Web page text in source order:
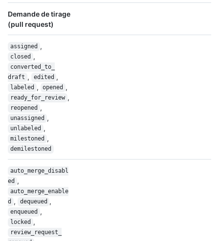
Demande de tirage
(pull request)
assigned ,
closed ,
converted_to_
draft , edited ,
labeled , opened ,
ready_for_review ,
reopened ,
unassigned ,
unlabeled ,
milestoned ,
demilestoned
auto_merge_disabl
ed ,
auto_merge_enable
d , dequeued ,
enqueued ,
locked ,
review_request_